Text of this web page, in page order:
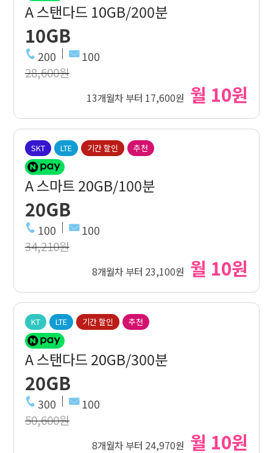
A 스탠다드 10GB/200분
10GB
200 100
28,600원
13개월차 부터 17,600원 월 10원
SKT LTE 기간 할인 추천
A 스마트 20GB/100분
20GB
100 100
34,210원
8개월차 부터 23,100원 월 10원
KT LTE 기간 할인 추천
A 스탠다드 20GB/300분
20GB
300 100
50,600원
8개월차 부터 24,970원 월 10원